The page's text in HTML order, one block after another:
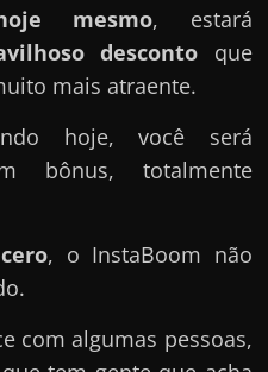
mesmo, estará
desconto que
mais atraente.
hoje, você será
bônus, totalmente
, o InstaBoom não
com algumas pessoas,